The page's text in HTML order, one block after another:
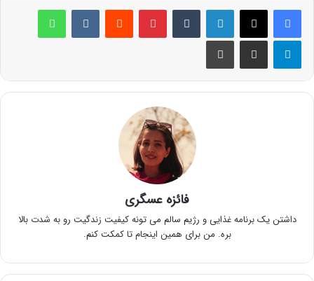
لینکدین ‫تامبلر پینترست‫رددیت ‫VKontakteواتس آپ
تلگرام اشتراک گذاری از طریق ایمیل چاپ
فائزه عسگری
داشتن یک برنامه غذایی و رژیم سالم می تونه کیفیت زندگیت رو به شدت بالا
بره. من برای همین اینجام تا کمکت کنم.